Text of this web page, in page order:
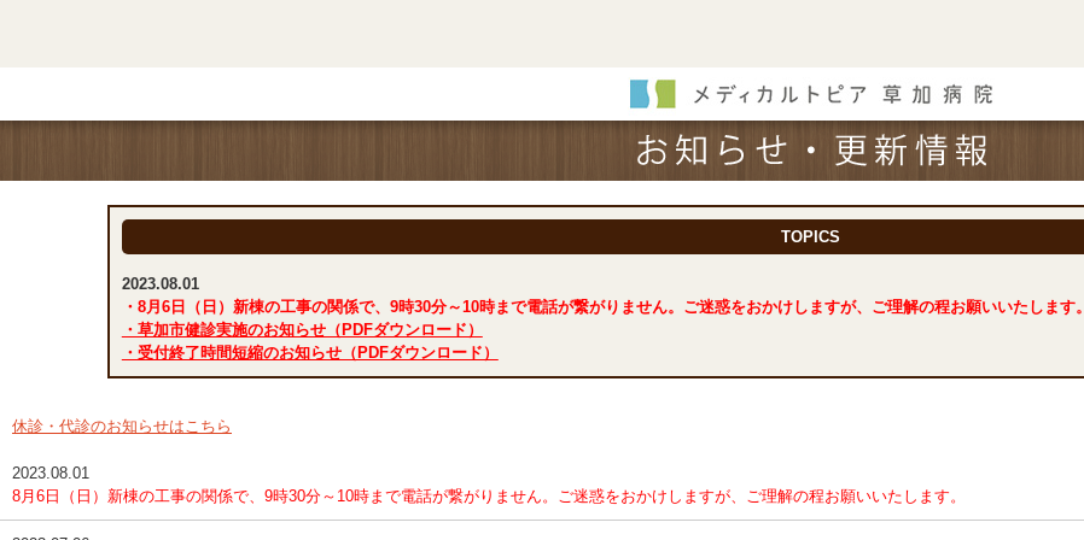
TOPICS
2023.08.01
・8月6日（日）新棟の工事の関係で、9時30分～10時まで電話が繋がりません。ご迷惑をおかけしますが、ご理解の程お願いいたします。
・草加市健診実施のお知らせ（PDFダウンロード）
・受付終了時間短縮のお知らせ（PDFダウンロード）
休診・代診のお知らせはこちら
2023.08.01
8月6日（日）新棟の工事の関係で、9時30分～10時まで電話が繋がりません。ご迷惑をおかけしますが、ご理解の程お願いいたします。